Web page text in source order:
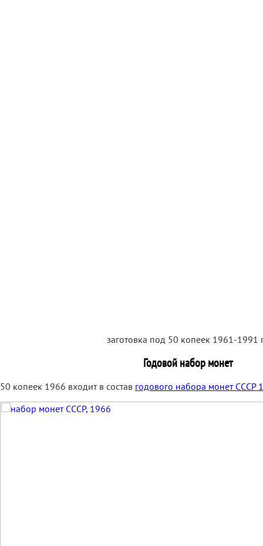
заготовка под 50 копеек 1961-1991
Годовой набор монет
50 копеек 1966 входит в состав годового набора монет СССР